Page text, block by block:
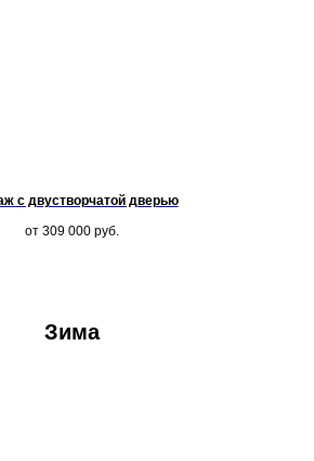
с двустворчатой дверью
от 309 000 руб.
Зима